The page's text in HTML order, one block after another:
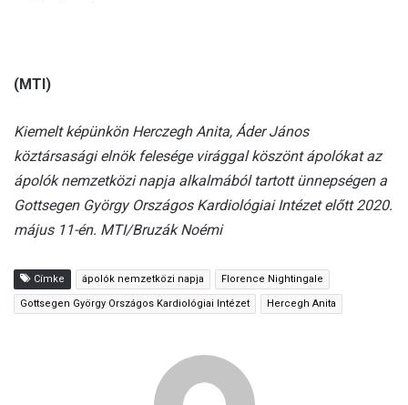
(MTI)
Kiemelt képünkön Herczegh Anita, Áder János
köztársasági elnök felesége virággal köszönt ápolókat az
ápolók nemzetközi napja alkalmából tartott ünnepségen a
Gottsegen György Országos Kardiológiai Intézet előtt 2020.
május 11-én. MTI/Bruzák Noémi
Címke ápolók nemzetközi napja Florence Nightingale
Gottsegen György Országos Kardiológiai Intézet Hercegh Anita